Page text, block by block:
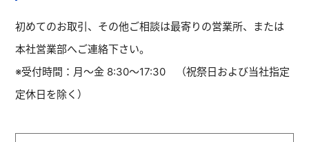
初めてのお取引、その他ご相談は最寄りの営業所、または
本社営業部へご連絡下さい。
※受付時間：月～金 8:30～17:30 （祝祭日および当社指定
定休日を除く）